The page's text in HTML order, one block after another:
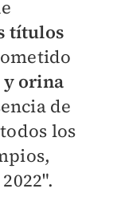
títulos
y orina
de
los